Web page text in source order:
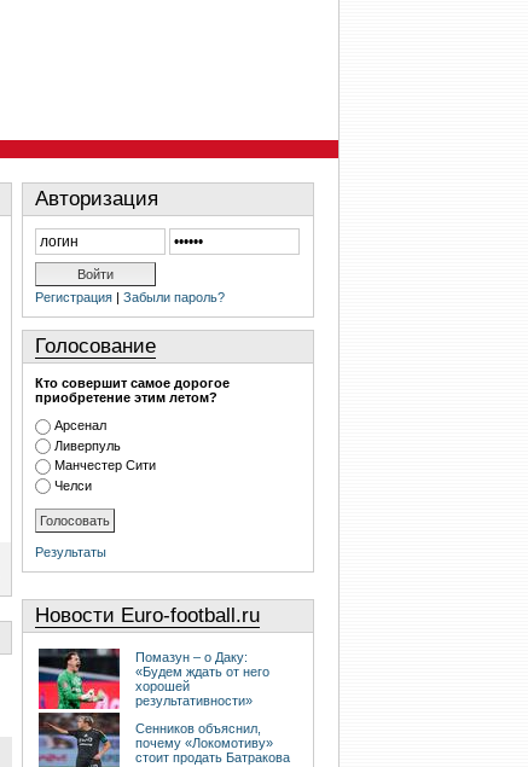
Авторизация
Регистрация | Забыли пароль?
Голосование
Кто совершит самое дорогое
приобретение этим летом?
Арсенал
Ливерпуль
Манчестер Сити
Челси
Результаты
Новости Euro-football.ru
Помазун – о Даку:
«Будем ждать от него
хорошей
результативности»
Сенников объяснил,
почему «Локомотиву»
стоит продать Батракова